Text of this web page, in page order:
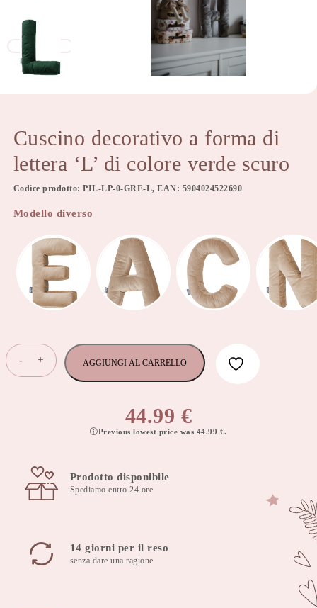
Cuscino decorativo a forma di
lettera ‘L’ di colore verde scuro
Codice prodotto: PIL-LP-0-GRE-L, EAN: 5904024522690
Modello diverso
-
Cuscino
decorativo
di
colore
verde
+ AGGIUNGI AL CARRELLO
44.99 €
Previous lowest price was 44.99 €.
Prodotto disponibile
Spediamo entro 24 ore
14 giorni per il reso
senza dare una ragione